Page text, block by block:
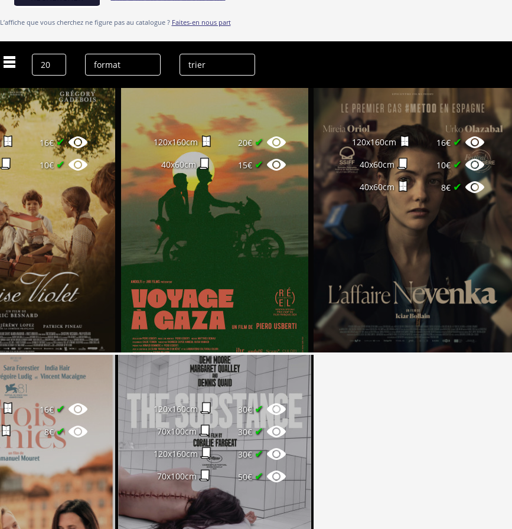
L’affiche que vous cherchez ne figure pas au catalogue ? Faites-en nous part
16€✔
10€✔
120x160cm 20€ ✔
40x60cm 15€ ✔
120x160cm 16€ ✔
40x60cm 10€✔
40x60cm 8€ ✔
16€ ✔
8€✔
120x160cm 30€✔
70x100cm 30€✔
120x160cm 30€✔
70x100cm 50€✔